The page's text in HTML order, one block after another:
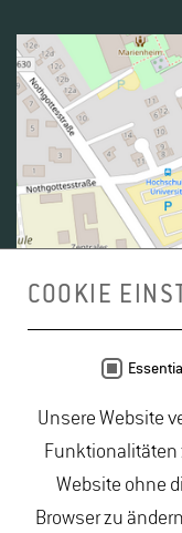
duales Studium
Lebensmittelrecht
Studium|
COOKIE
Unsere Website
Funktionalitäten
Website ohne
Browser zu